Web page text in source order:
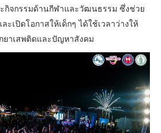
กิจกรรมด้านกีฬาและวัฒนธรรม ซึ่งช่วย
เปิดโอกาสให้เด็กๆ ได้ใช้เวลาว่างให้
ยาเสพติดและปัญหาสังคม